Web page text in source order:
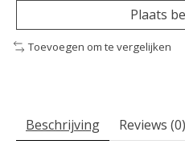
Plaats
Toevoegen om te vergelijken
Beschrijving Reviews (0)